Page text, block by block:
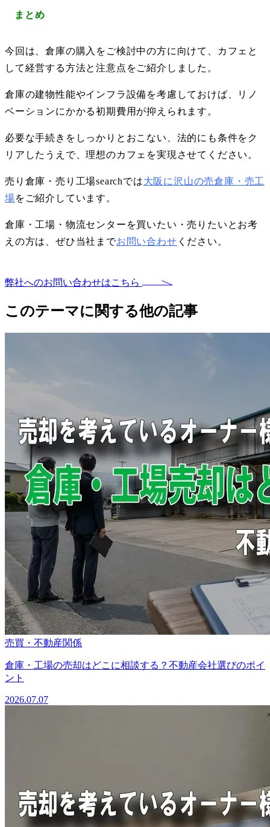
まとめ
今回は、倉庫の購入をご検討中の方に向けて、カフェと
して経営する方法と注意点をご紹介しました。
倉庫の建物性能やインフラ設備を考慮しておけば、リノ
ベーションにかかる初期費用が抑えられます。
必要な手続きをしっかりとおこない、法的にも条件をク
リアしたうえで、理想のカフェを実現させてください。
売り倉庫・売り工場searchでは大阪に沢山の売倉庫・売工
場をご紹介しています。
倉庫・工場・物流センターを買いたい・売りたいとお考
えの方は、ぜひ当社までお問い合わせ ください。
弊社へのお問い合わせはこちら
このテーマに関する他の記事
売買・不動産関係
倉庫・工場の売却はどこに相談する？不動産会社選びのポイ
ント
2026.07.07